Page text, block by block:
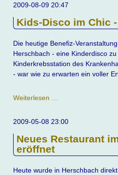
2009-08-09 20:47
Kids-Disco im Chic
Die heutige Benefiz-
Herschbach - eine Kinderdisco
Kinderkrebsstation des
- war wie zu erwarten ein voller
Weiterlesen …
im
-
toller
Tag
2009-05-08 23:00
Neues Restaurant
eröffnet
Heute wurde in Herschbach